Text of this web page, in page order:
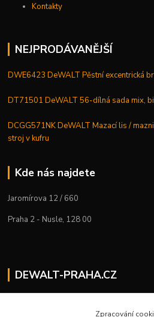
Kontakty
NEJPRODÁVANĚJŠÍ
DWE6423 DeWALT Pěstní excentrická
DT71501 DeWALT 56-dílná sada mix,
DCGG571NK DeWALT Mazací lis /
stroj v kufru
Kde nás najdete
Jaromírova 12 / 660
Praha 2 - Nusle, 128 00
DEWALT-PRAHA.CZ
+420 224 936 535
Zpracování